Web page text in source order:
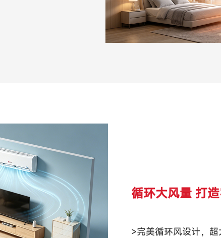
循环大风量 打
>完美循环风设计，